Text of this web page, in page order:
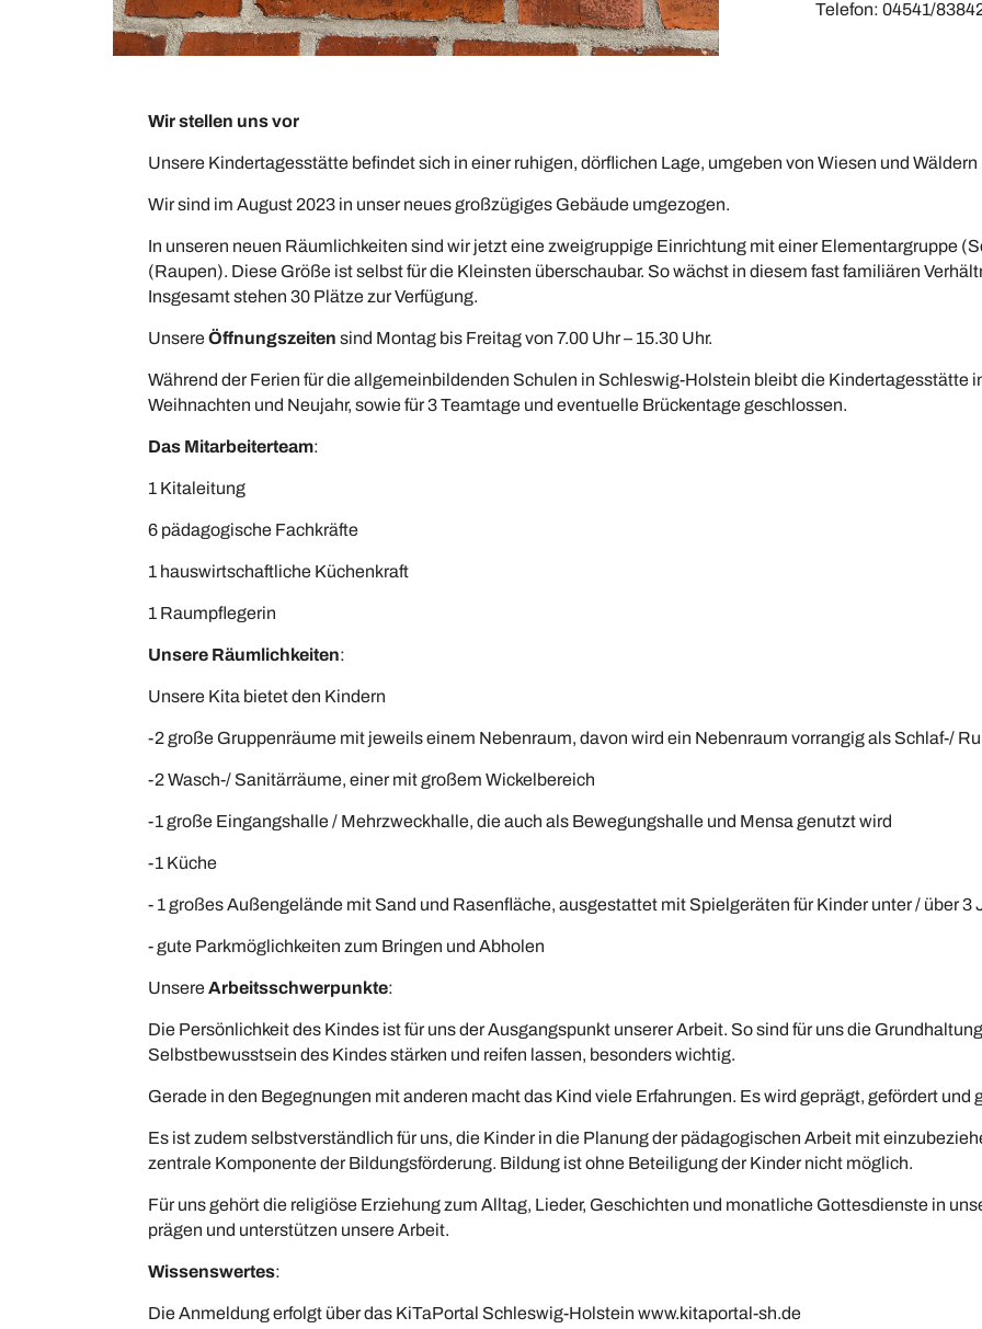
Telefon: 04541/
Wir stellen uns vor
Unsere Kindertagesstätte befindet sich in einer ruhigen, dörflichen Lage, umgeben von Wiesen und
Wir sind im August 2023 in unser neues großzügiges Gebäude umgezogen.
In unseren neuen Räumlichkeiten sind wir jetzt eine zweigruppige Einrichtung mit einer Elementargruppe
(Raupen). Diese Größe ist selbst für die Kleinsten überschaubar. So wächst in diesem fast familiären
Insgesamt stehen 30 Plätze zur Verfügung.
UnsereÖffnungszeiten sind Montag bis Freitag von 7.00 Uhr – 15.30 Uhr.
Während der Ferien für die allgemeinbildenden Schulen in Schleswig-Holstein bleibt die Kindertagesstätte
Weihnachten und Neujahr, sowie für 3 Teamtage und eventuelle Brückentage geschlossen.
Das Mitarbeiterteam:
1 Kitaleitung
6 pädagogische Fachkräfte
1 hauswirtschaftliche Küchenkraft
1 Raumpflegerin
Unsere Räumlichkeiten:
Unsere Kita bietet den Kindern
-2 große Gruppenräume mit jeweils einem Nebenraum, davon wird ein Nebenraum vorrangig als Schlaf-/
-2 Wasch-/ Sanitärräume, einer mit großem Wickelbereich
-1 große Eingangshalle / Mehrzweckhalle, die auch als Bewegungshalle und Mensa genutzt wird
-1 Küche
- 1 großes Außengelände mit Sand und Rasenfläche, ausgestattet mit Spielgeräten für Kinder unter / über 3
- gute Parkmöglichkeiten zum Bringen und Abholen
UnsereArbeitsschwerpunkte:
Die Persönlichkeit des Kindes ist für uns der Ausgangspunkt unserer Arbeit. So sind für uns die
Selbstbewusstsein des Kindes stärken und reifen lassen, besonders wichtig.
Gerade in den Begegnungen mit anderen macht das Kind viele Erfahrungen. Es wird geprägt, gefördert und
Es ist zudem selbstverständlich für uns, die Kinder in die Planung der pädagogischen Arbeit mit
zentrale Komponente der Bildungsförderung. Bildung ist ohne Beteiligung der Kinder nicht möglich.
Für uns gehört die religiöse Erziehung zum Alltag, Lieder, Geschichten und monatliche Gottesdienste in
prägen und unterstützen unsere Arbeit.
Wissenswertes:
Die Anmeldung erfolgt über das KiTaPortal Schleswig-Holstein www.kitaportal-sh.de